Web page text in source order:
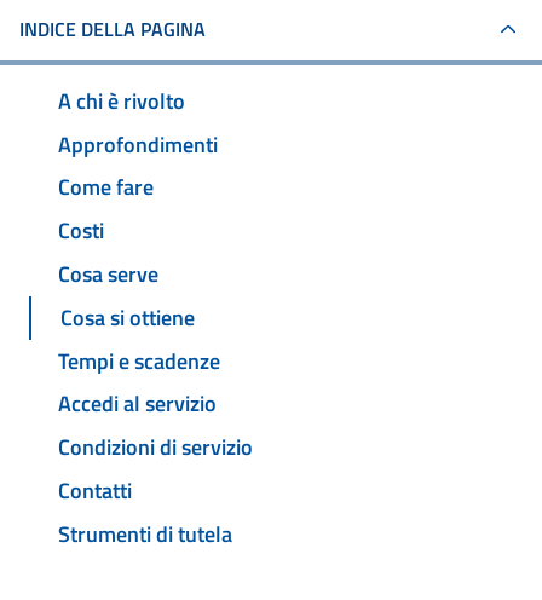
INDICE DELLA PAGINA
A chi è rivolto
Approfondimenti
Come fare
Costi
Cosa serve
Cosa si ottiene
Tempi e scadenze
Accedi al servizio
Condizioni di servizio
Contatti
Strumenti di tutela